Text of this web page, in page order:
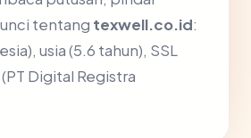
tentang texwell.co.id:
usia (5.6 tahun), SSL
Digital Registra